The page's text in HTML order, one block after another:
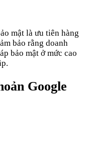
mật là ưu tiên hàng
bảo rằng doanh
bảo mật ở mức cao
Google